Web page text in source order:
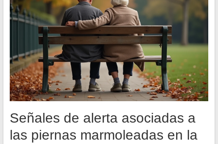
Señales de alerta asociadas a
las piernas marmoleadas en la